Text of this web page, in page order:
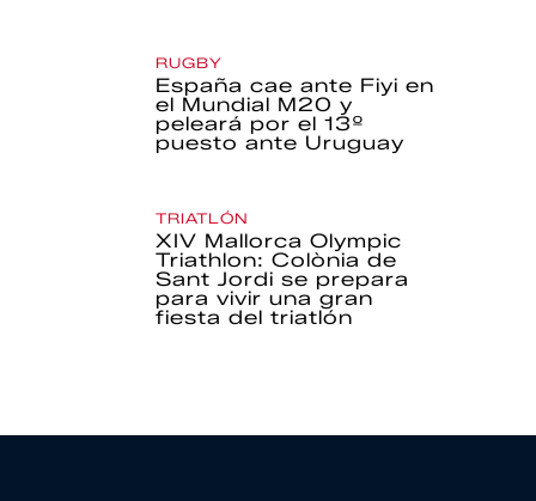
RUGBY
España cae ante Fiyi en
el Mundial M20 y
peleará por el 13º
puesto ante Uruguay
TRIATLÓN
XIV Mallorca Olympic
Triathlon: Colònia de
Sant Jordi se prepara
para vivir una gran
fiesta del triatlón